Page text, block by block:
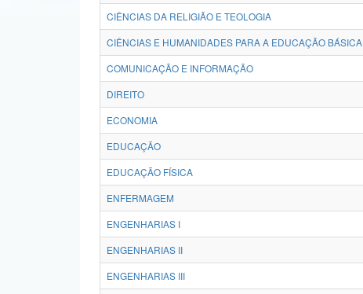
CIÊNCIAS DA RELIGIÃO E TEOLOGIA
CIÊNCIAS E HUMANIDADES PARA A EDUCAÇÃO BÁSICA
COMUNICAÇÃO E INFORMAÇÃO
DIREITO
ECONOMIA
EDUCAÇÃO
EDUCAÇÃO FÍSICA
ENFERMAGEM
ENGENHARIAS I
ENGENHARIAS II
ENGENHARIAS III